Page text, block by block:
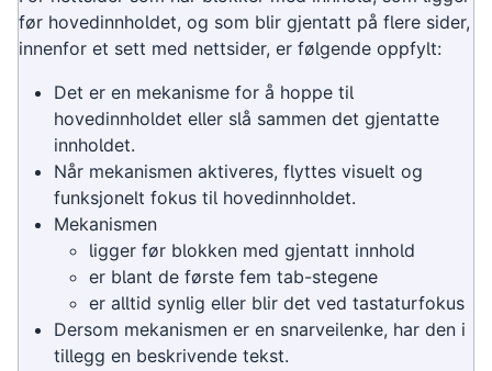
før hovedinnholdet, og som blir gjentatt på flere sider,
innenfor et sett med nettsider, er følgende oppfylt:
Det er en mekanisme for å hoppe til
hovedinnholdet eller slå sammen det gjentatte
innholdet.
Når mekanismen aktiveres, flyttes visuelt og
funksjonelt fokus til hovedinnholdet.
Mekanismen
ligger før blokken med gjentatt innhold
er blant de første fem tab-stegene
er alltid synlig eller blir det ved tastaturfokus
Dersom mekanismen er en snarveilenke, har den i
tillegg en beskrivende tekst.